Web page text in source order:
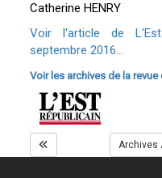
Catherine HENRY
Voir l'article de
septembre 2016...
Voir les archives de la
Archives